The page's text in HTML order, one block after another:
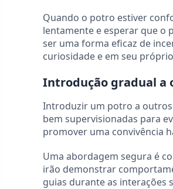
Quando o potro estiver
lentamente e esperar que o
ser uma forma eficaz de
curiosidade e em seu
Introdução gradual a
Introduzir um potro a outros
bem supervisionadas para
promover uma convivência
Uma abordagem segura é
irão demonstrar
guias durante as interações